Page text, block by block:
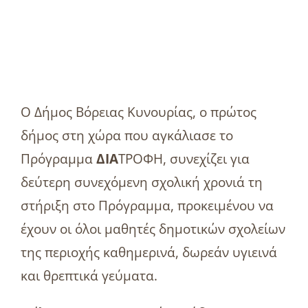
Ο Δήμος Βόρειας Κυνουρίας, ο πρώτος
δήμος στη χώρα που αγκάλιασε το
ΠρόγραμμαΔΙΑΤΡΟΦΗ, συνεχίζει για
δεύτερη συνεχόμενη σχολική χρονιά τη
στήριξη στο Πρόγραμμα, προκειμένου να
έχουν οι όλοι μαθητές δημοτικών σχολείων
της περιοχής καθημερινά, δωρεάν υγιεινά
και θρεπτικά γεύματα.